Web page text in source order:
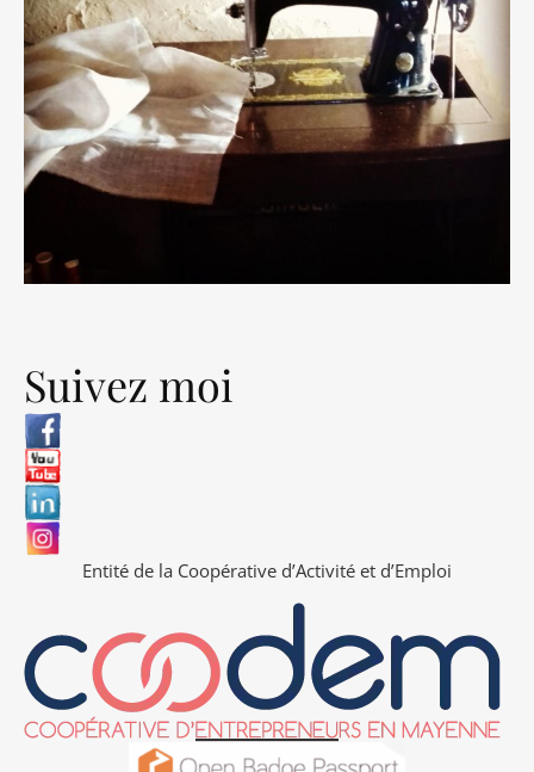
Suivez moi
Entité de la Coopérative d’Activité et d’Emploi